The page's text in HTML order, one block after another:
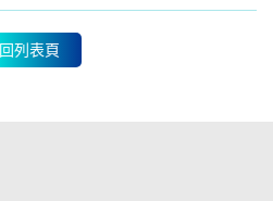
回列表頁